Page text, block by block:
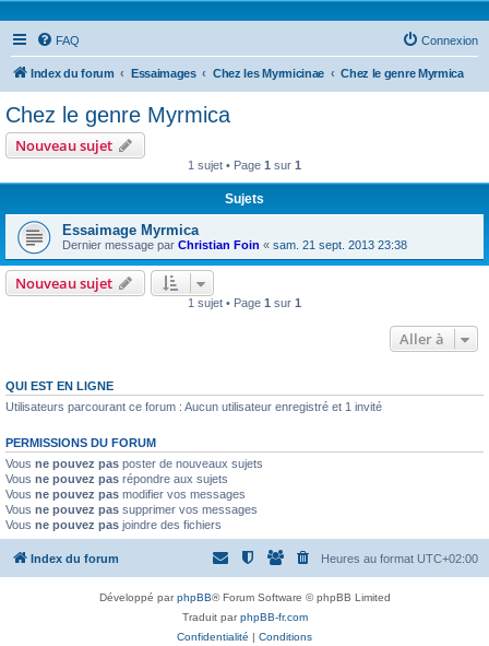
FAQ Connexion
Index du forum Essaimages Chez les Myrmicinae Chez le genre Myrmica
Chez le genre Myrmica
Nouveau sujet
1 sujet • Page 1 sur 1
Sujets
Essaimage Myrmica
Dernier message par Christian Foin « sam. 21 sept. 2013 23:38
Nouveau sujet
1 sujet • Page 1 sur 1
Aller à
QUI EST EN LIGNE
Utilisateurs parcourant ce forum : Aucun utilisateur enregistré et 1 invité
PERMISSIONS DU FORUM
Vous ne pouvez pas poster de nouveaux sujets
Vous ne pouvez pas répondre aux sujets
Vous ne pouvez pas modifier vos messages
Vous ne pouvez pas supprimer vos messages
Vous ne pouvez pas joindre des fichiers
Index du forum Heures au format UTC+02:00
Développé parphpBB® Forum Software © phpBB Limited
Traduit parphpBB-fr.com
Confidentialité | Conditions